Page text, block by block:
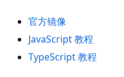
官方镜像
JavaScript 教程
TypeScript 教程